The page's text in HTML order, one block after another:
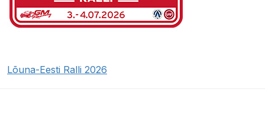
Lõuna-Eesti Ralli 2026